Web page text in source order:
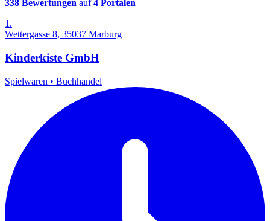
338 Bewertungen auf4 Portalen
1.
Wettergasse 8, 35037 Marburg
Kinderkiste GmbH
Spielwaren • Buchhandel